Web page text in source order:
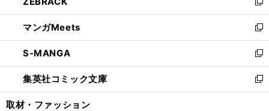
開
く
ド
ウ
で
開
く
ィ
ン
ド
ウ
で
開
く
い
ウ
ィ
ン
ド
ウ
で
開
新
し
い
ウ
ィ
ン
ド
ウ
マンガMeets
新
し
い
ウ
ィ
ン
S-MANGA
新
し
い
ウ
集英社コミック文庫
新
し
取材・ファッション